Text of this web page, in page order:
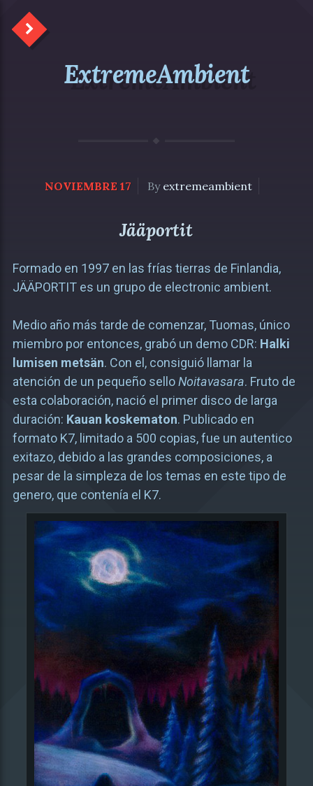
ExtremeAmbient
NOVIEMBRE 17 By extremeambient
Jääportit
Formado en 1997 en las frías tierras de Finlandia,
JÄÄPORTIT es un grupo de electronic ambient.
Medio año más tarde de comenzar, Tuomas, único
miembro por entonces, grabó un demo CDR: Halki
lumisen metsän. Con el, consiguió llamar la
atención de un pequeño selloNoitavasara. Fruto de
esta colaboración, nació el primer disco de larga
duración: Kauan koskematon. Publicado en
formato K7, limitado a 500 copias, fue un autentico
exitazo, debido a las grandes composiciones, a
pesar de la simpleza de los temas en este tipo de
genero, que contenía el K7.